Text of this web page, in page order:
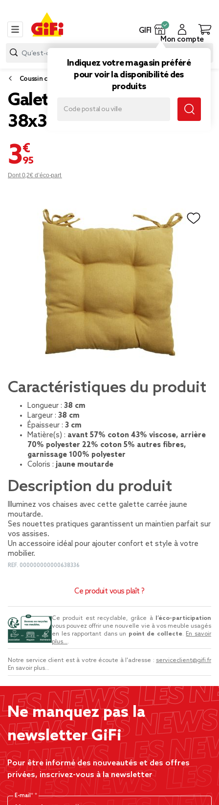
GIFI
Indiquez votre magasin préféré
pour voir la disponibilité des
produits
Mon compte
Coussin chaise
Galette de chaise carrée
38x38cm jaune moutarde
3,95 €
Dont 0,2€ d’éco-part
Caractéristiques du produit
Longueur : 38 cm
Largeur : 38 cm
Épaisseur : 3 cm
Matière(s) : avant 57% coton 43% viscose, arrière
70% polyester 22% coton 5% autres fibres,
garnissage 100% polyester
Coloris : jaune moutarde
Description du produit
Illuminez vos chaises avec cette galette carrée jaune
moutarde.
Ses nouettes pratiques garantissent un maintien parfait sur
vos assises.
Un accessoire idéal pour ajouter confort et style à votre
mobilier.
REF. 000000000000638336
Ce produit vous plaît ?
Ce produit est recyclable, grâce à
l’éco-participation
vous pouvez offrir une nouvelle vie à vos meuble usagés
en les rapportant dans un point de collecte. En savoir
plus....
Notre service client est à votre écoute à l'adresse : serviceclient@gifi.fr
En savoir plus...
Ne manquez pas la
newsletter GiFi
Pour être informé des nouveautés et des offres
privées, inscrivez-vous à la newsletter
E-mail*